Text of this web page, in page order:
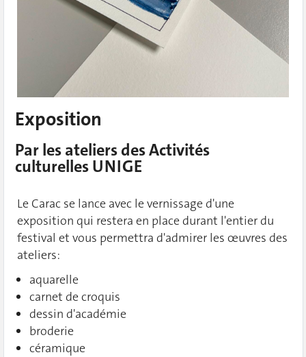
Exposition
Par les ateliers des Activités
culturelles UNIGE
Le Carac se lance avec le vernissage d'une
exposition qui restera en place durant l'entier du
festival et vous permettra d'admirer les œuvres des
ateliers:
aquarelle
carnet de croquis
dessin d'académie
broderie
céramique